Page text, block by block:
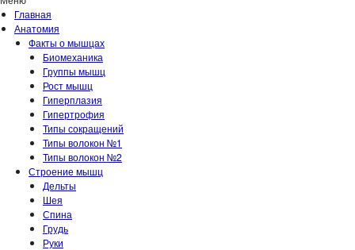
Главная
Анатомия
Факты о мышцах
Биомеханика
Группы мышц
Рост мышц
Гиперплазия
Гипертрофия
Типы сокращений
Типы волокон №1
Типы волокон №2
Строение мышц
Дельты
Шея
Спина
Грудь
Руки